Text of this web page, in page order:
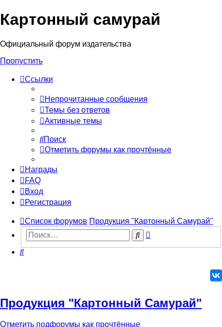
Регистрация
Картонный самурай
Официальный форум издательства
Пропустить
Ссылки
Непрочитанные сообщения
Темы без ответов
Активные темы
Поиск
Отметить форумы как прочтённые
Награды
FAQ
Вход
Регистрация
Список форумов Продукция "Картонный Самурай"
Поиск
Поиск
Продукция "Картонный Самурай"
Отметить подфорумы как прочтённые